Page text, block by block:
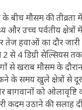
बीच मौसम की
और उच्च पर्वतीय
तेज हवाओं का दौर जारी
2 से 4 डिग्री सेल्सियस
से खराब मौसम के दौरान
के समय खुले क्षेत्रों से
बागवानों को
कदम उठाने की सलाह